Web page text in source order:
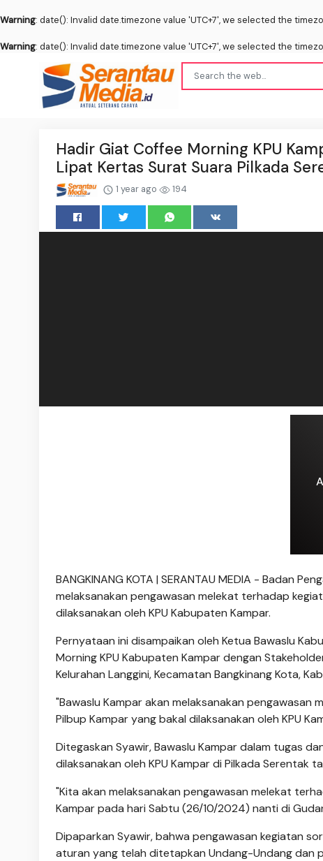
Warning: date(): Invalid date.timezone value 'UTC+7', we selected the
Warning: date(): Invalid date.timezone value 'UTC+7', we selected the
Hadir Giat Coffee Morning KPU
Lipat Kertas Surat Suara Pilkada
1 year ago 194
BANGKINANG KOTA | SERANTAU MEDIA - Badan
melaksanakan pengawasan melekat terhadap
dilaksanakan oleh KPU Kabupaten Kampar.
Pernyataan ini disampaikan oleh Ketua Bawaslu
Morning KPU Kabupaten Kampar dengan
Kelurahan Langgini, Kecamatan Bangkinang Kota,
"Bawaslu Kampar akan melaksanakan
Pilbup Kampar yang bakal dilaksanakan oleh KPU
Ditegaskan Syawir, Bawaslu Kampar dalam tugas
dilaksanakan oleh KPU Kampar di Pilkada Serentak
"Kita akan melaksanakan pengawasan melekat
Kampar pada hari Sabtu (26/10/2024) nanti di
Dipaparkan Syawir, bahwa pengawasan kegiatan
aturan yang telah ditetapkan Undang-Undang dan